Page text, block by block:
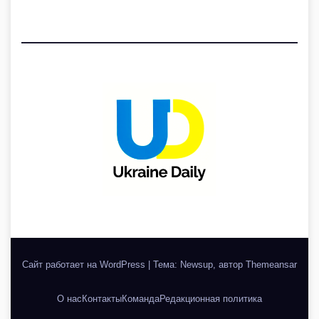
Сайт работает на WordPress | Тема: Newsup, автор Themeansar
О нас КонтактыКомандаРедакционная политика